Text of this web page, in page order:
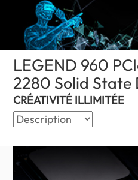
LEGEND 960
2280 Solid State
CRÉATIVITÉ ILLIMITÉE